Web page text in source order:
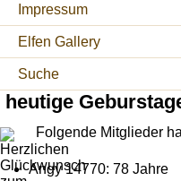
Impressum
Elfen Gallery
Suche
heutige
Folgende Mitglieder
Angy 14770: 78 Jahre